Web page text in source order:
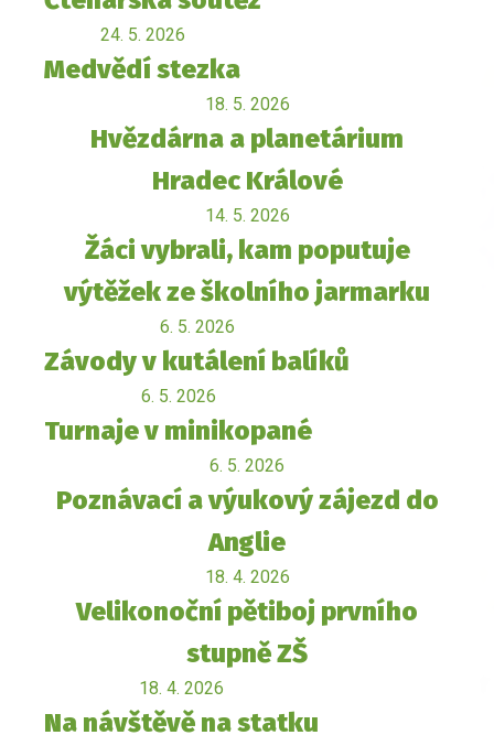
24. 5. 2026
Medvědí stezka
18. 5. 2026
Hvězdárna a planetárium
Hradec Králové
14. 5. 2026
Žáci vybrali, kam poputuje
výtěžek ze školního jarmarku
6. 5. 2026
Závody v kutálení balíků
6. 5. 2026
Turnaje v minikopané
6. 5. 2026
Poznávací a výukový zájezd do
Anglie
18. 4. 2026
Velikonoční pětiboj prvního
stupně ZŠ
18. 4. 2026
Na návštěvě na statku